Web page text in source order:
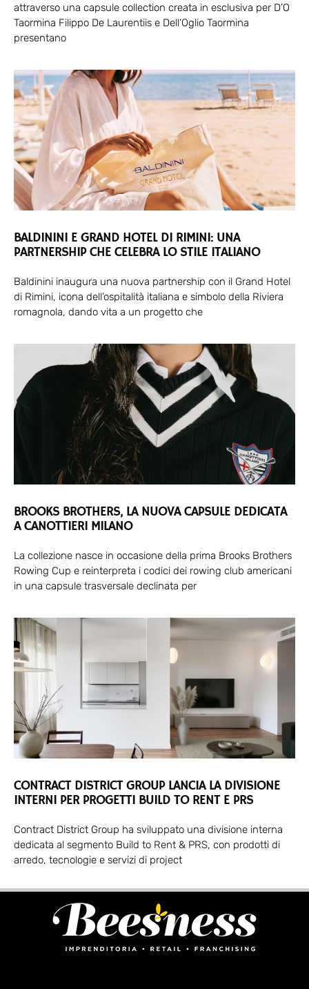
attraverso una capsule collection creata in esclusiva per D’O
Taormina Filippo De Laurentiis e Dell’Oglio Taormina
presentano
BALDININI E GRAND HOTEL DI RIMINI: UNA
PARTNERSHIP CHE CELEBRA LO STILE ITALIANO
Baldinini inaugura una nuova partnership con il Grand Hotel
di Rimini, icona dell’ospitalità italiana e simbolo della Riviera
romagnola, dando vita a un progetto che
BROOKS BROTHERS, LA NUOVA CAPSULE DEDICATA
A CANOTTIERI MILANO
La collezione nasce in occasione della prima Brooks Brothers
Rowing Cup e reinterpreta i codici dei rowing club americani
in una capsule trasversale declinata per
CONTRACT DISTRICT GROUP LANCIA LA DIVISIONE
INTERNI PER PROGETTI BUILD TO RENT E PRS
Contract District Group ha sviluppato una divisione interna
dedicata al segmento Build to Rent & PRS, con prodotti di
arredo, tecnologie e servizi di project